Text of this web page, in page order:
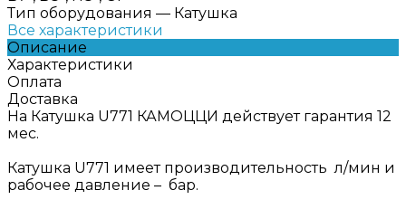
Тип оборудования — Катушка
Все характеристики
Описание
Характеристики
Оплата
Доставка
На Катушка U771 КАМОЦЦИ действует гарантия 12
мес.
Катушка U771 имеет производительность л/мин и
рабочее давление – бар.